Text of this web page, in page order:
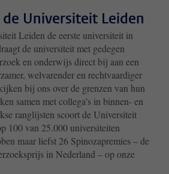
Universiteit Leiden
Leiden de eerste universiteit in
de universiteit met gedegen
en onderwijs direct bij aan een
welvarender en rechtvaardiger
bij ons over de grenzen van hun
samen met collega’s in binnen- en
ranglijsten scoort de Universiteit
100 van 25.000 universiteiten
maar liefst 26 Spinozapremies – de
in Nederland – op onze